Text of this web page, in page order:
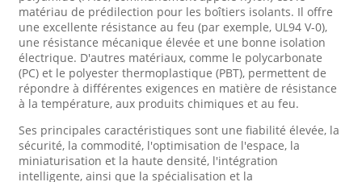
matériau de prédilection pour les boîtiers isolants. Il offre
une excellente résistance au feu (par exemple, UL94 V-0),
une résistance mécanique élevée et une bonne isolation
électrique. D'autres matériaux, comme le polycarbonate
(PC) et le polyester thermoplastique (PBT), permettent de
répondre à différentes exigences en matière de résistance
à la température, aux produits chimiques et au feu.
Ses principales caractéristiques sont une fiabilité élevée, la
sécurité, la commodité, l'optimisation de l'espace, la
miniaturisation et la haute densité, l'intégration
intelligente, ainsi que la spécialisation et la